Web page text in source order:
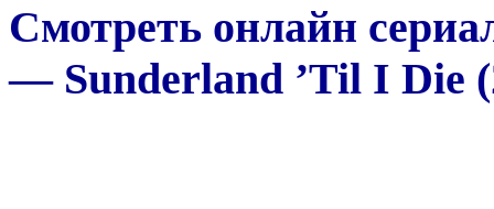
Смотреть онлайн
— Sunderland ’Til I Die